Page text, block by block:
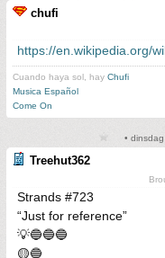
chufi
https://en.wikipedia.org/
Cuando haya sol, hay Chufi
Musica Español
Come On
•
Treehut362
Strands #723
“Just for reference”
💡🔵🔵🔵
🟡🔵